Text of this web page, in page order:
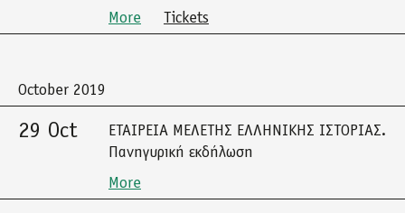
More
Tickets
October 2019
29 Oct
ΕΤΑΙΡΕΙΑ ΜΕΛΕΤΗΣ ΕΛΛΗΝΙΚΗΣ ΙΣΤΟΡΙΑΣ.
Πανηγυρική εκδήλωση
More